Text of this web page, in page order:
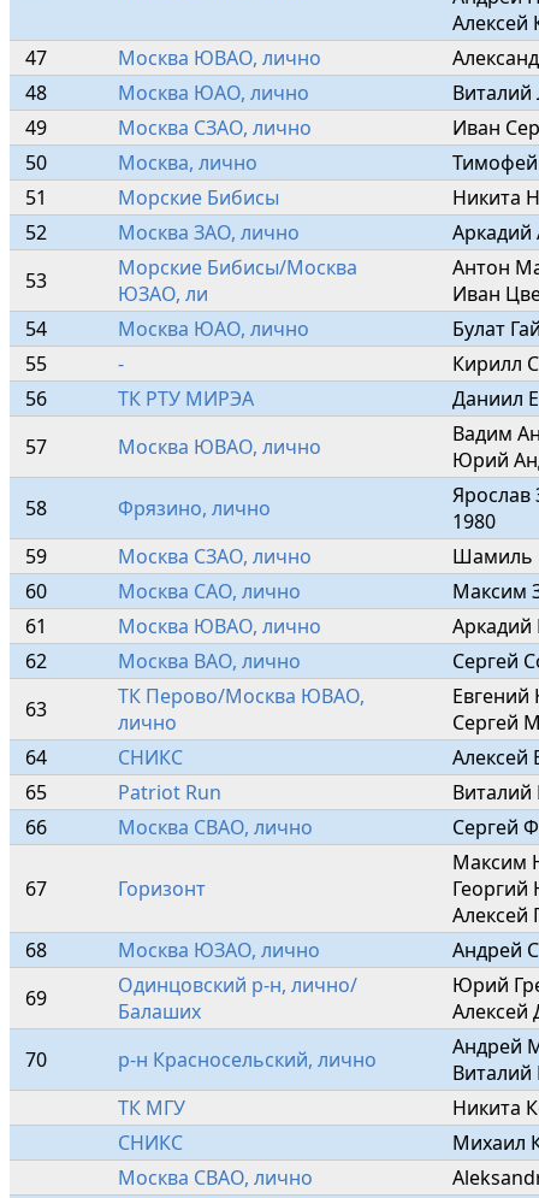
Алексей
47
Москва ЮВАО, лично
48
Москва ЮАО, лично
Виталий
49
Москва СЗАО, лично
Иван
50
Москва, лично
Тимофей
51
Морские Бибисы
Никита
52
Москва ЗАО, лично
Аркадий
53
Морские Бибисы/Москва
ЮЗАО, ли
Антон
Иван
54
Москва ЮАО, лично
Булат
55
-
Кирилл
56
ТК РТУ МИРЭА
Даниил
57
Москва ЮВАО, лично
Вадим
Юрий
58
Фрязино, лично
Ярослав
1980
59
Москва СЗАО, лично
Шамиль
60
Москва САО, лично
Максим
61
Москва ЮВАО, лично
Аркадий
62
Москва ВАО, лично
Сергей
63
ТК Перово/Москва ЮВАО,
лично
Евгений
Сергей
64
СНИКС
Алексей
65
Patriot Run
66
Москва СВАО, лично Сергей
67 Горизонт
Максим
Алексей
68
Москва ЮЗАО, лично
Андрей
69
Одинцовский р-н, лично/
Балаших
Юрий
Алексей
70
р-н Красносельский, лично
Андрей
ТК МГУ
Никита
СНИКС
Михаил
Москва СВАО, лично